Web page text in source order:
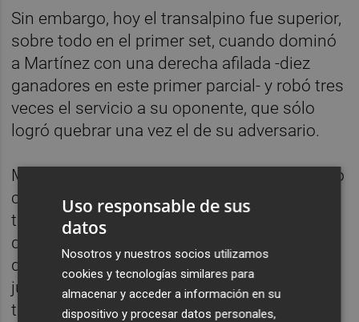
Sin embargo, hoy el transalpino fue superior,
sobre todo en el primer set, cuando dominó
a Martínez con una derecha afilada -diez
ganadores en este primer parcial- y robó tres
veces el servicio a su oponente, que sólo
logró quebrar una vez el de su adversario.
Martínez mejoró en la segunda manga, tanto
con su saque como al resto. Sonego sólo
tuvo dos opciones de quiebre en todo el set,
que no convirtió, y además cedió su servicio
dos veces consecutivas a partir del sexto
juego para entregar el segundo parcial,
también por 2-6.
Uso responsable de sus
datos
Nosotros y nuestros socios utilizamos
cookies y tecnologías similares para
almacenar y acceder a información en su
dispositivo y procesar datos personales,